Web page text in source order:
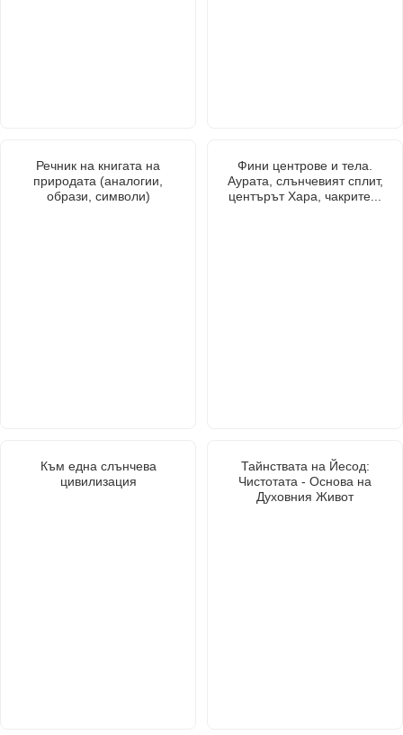
Речник на книгата на
природата (аналогии,
образи, символи)
Фини центрове и тела.
Аурата, слънчевият сплит,
центърът Хара, чакрите...
Към една слънчева
цивилизация
Тайнствата на Йесод:
Чистотата - Основа на
Духовния Живот